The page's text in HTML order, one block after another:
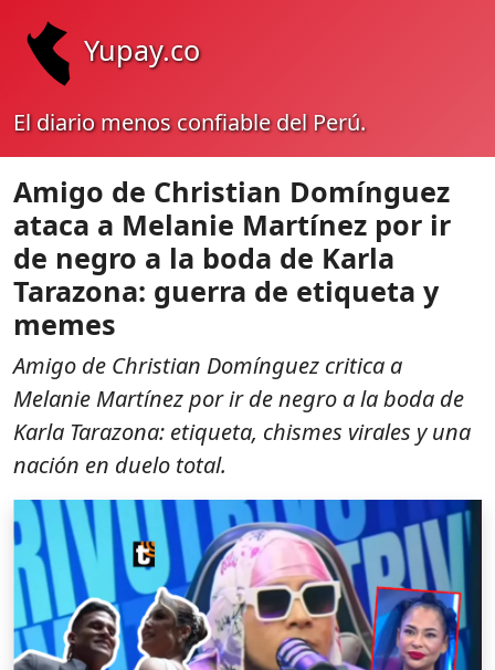
Yupay.co
El diario menos confiable del Perú.
Amigo de Christian Domínguez
ataca a Melanie Martínez por ir
de negro a la boda de Karla
Tarazona: guerra de etiqueta y
memes
Amigo de Christian Domínguez critica a
Melanie Martínez por ir de negro a la boda de
Karla Tarazona: etiqueta, chismes virales y una
nación en duelo total.